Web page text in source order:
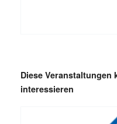
Diese Veranstaltungen
interessieren